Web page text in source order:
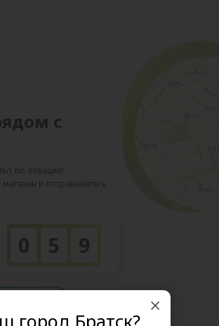
с
№1 по локации!
и отправляйтесь
0 5 9
город Братск?